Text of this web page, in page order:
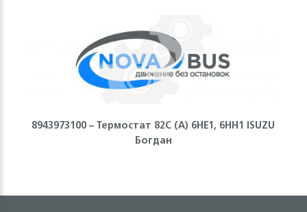
8943973100 – Термостат 82С (А) 6НЕ1, 6НН1 ISUZU
Богдан